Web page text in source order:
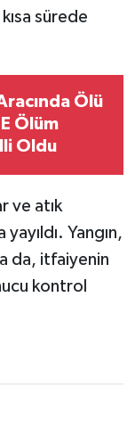
sürede
Ölü
Ölüm
Oldu
ve atık
Yangın,
da, itfaiyenin
kontrol